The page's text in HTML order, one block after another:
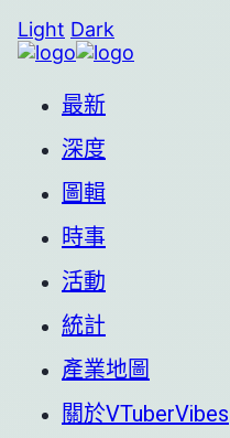
Light Dark
最新
深度
圖輯
時事
活動
統計
產業地圖
關於VTuberVibes